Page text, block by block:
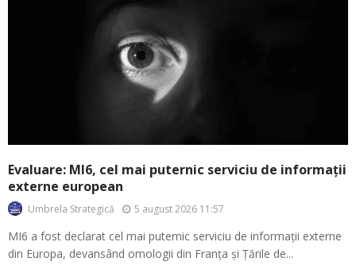
Evaluare: MI6, cel mai puternic serviciu de informații
externe european
Umbrela Strategică 5 august 2026 11:57
MI6 a fost declarat cel mai puternic serviciu de informații externe
din Europa, devansând omologii din Franța și Țările de...